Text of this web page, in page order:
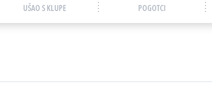
UŠAO S KLUPE POGOTCI